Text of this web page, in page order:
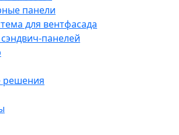
панели
для вентфасада
панелей
решения